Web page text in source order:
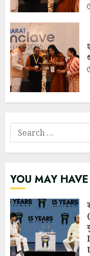
Search
for:
YOU MAY